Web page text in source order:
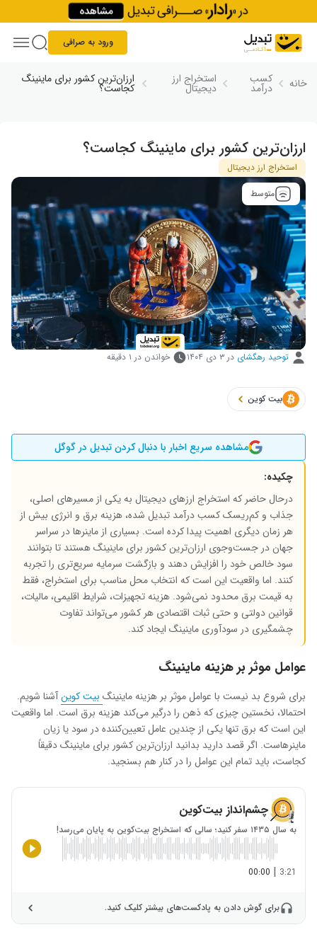
Skip to content
ورود به صرافی
خانه کسب
درآمد
استخراج ارز
دیجیتال
ارزان‌ترین کشور برای ماینینگ
کجاست؟
ارزان‌ترین کشور برای ماینینگ کجاست؟
استخراج ارز دیجیتال
متوسط
توحید رهگشای در ۳ دی ۱۴۰۴ خواندن در ۱ دقیقه
بیت کوین
مشاهده سریع اخبار با دنبال کردن تبدیل در گوگل
چکیده:
درحال حاضر که استخراج ارزهای دیجیتال به یکی از مسیرهای اصلی،
جذاب و کم‌ریسک کسب درآمد تبدیل شده، هزینه برق و انرژی بیش از
هر زمان دیگری اهمیت پیدا کرده است. بسیاری از ماینرها در سراسر
جهان در جست‌وجوی ارزان‌ترین کشور برای ماینینگ هستند تا بتوانند
سود خالص خود را افزایش دهند و بازگشت سرمایه سریع‌تری را تجربه
کنند. اما واقعیت این است که انتخاب محل مناسب برای استخراج، فقط
به قیمت برق محدود نمی‌شود. هزینه تجهیزات، شرایط اقلیمی، مالیات،
قوانین دولتی و حتی ثبات اقتصادی هر کشور می‌تواند تفاوت
چشمگیری در سودآوری ماینینگ ایجاد کند.
عوامل موثر بر هزینه ماینینگ
برای شروع بد نیست با عوامل موثر بر هزینه ماینینگ بیت کوینآشنا شویم.
احتمالا، نخستین چیزی که ذهن را درگیر می‌کند هزینه برق است. اما واقعیت
این است که برق تنها یکی از چندین عامل تعیین‌کننده در سود یا زیان
ماینرهاست. اگر قصد دارید بدانید ارزان‌ترین کشور برای ماینینگ دقیقاً
کجاست، باید تمام این عوامل را در کنار هم بسنجید.
چشم‌انداز بیت‌کوین
به سال ۱۴۳۵ سفر کنید؛ سالی که استخراج بیت‌کوین به پایان می‌رسد!
3:21
|
00:00
برای گوش دادن به پادکست‌های بیشتر کلیک کنید.